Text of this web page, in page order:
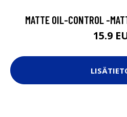
MATTE OIL-CONTROL -
15.9